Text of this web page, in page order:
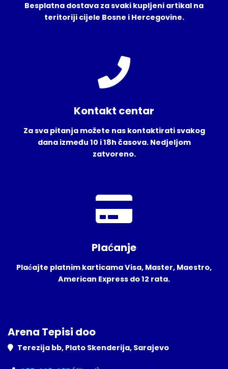
Besplatna dostava za svaki kupljeni artikal na
teritoriji cijele Bosne i Hercegovine.
Kontakt centar
Za sva pitanja možete nas kontaktirati svakog
dana između 10 i 18h časova. Nedjeljom
zatvoreno.
Plaćanje
Plaćajte platnim karticama Visa, Master, Maestro,
American Express do 12 rata.
Arena Tepisi doo
Terezija bb, Plato Skenderija, Sarajevo